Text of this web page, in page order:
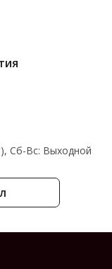
Cб-Вс: Выходной